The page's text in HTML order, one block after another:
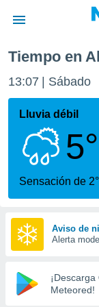
de
ha
para
que se
calidad.
a este
las
y
forma
digital
basada
Tiempo en
13:07 Sábado
Lluvia débil
5°
Sensación de 2°
Aviso de
Alerta
¡Descarga
Meteored!